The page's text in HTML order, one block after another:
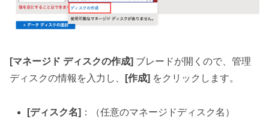
[マネージド ディスクの作成] ブレードが開くので、管理
ディスクの情報を入力し、
[作成] をクリックします。
[ディスク名] ：（任意のマネージドディスク名）